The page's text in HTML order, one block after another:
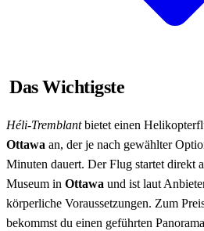
Das Wichtigste
Héli-Tremblantbietet einen
Ottawa an, der je nach gewählter
Minuten dauert. Der Flug startet direkt
Museum in Ottawa und ist laut
körperliche Voraussetzungen. Zum
bekommst du einen geführten